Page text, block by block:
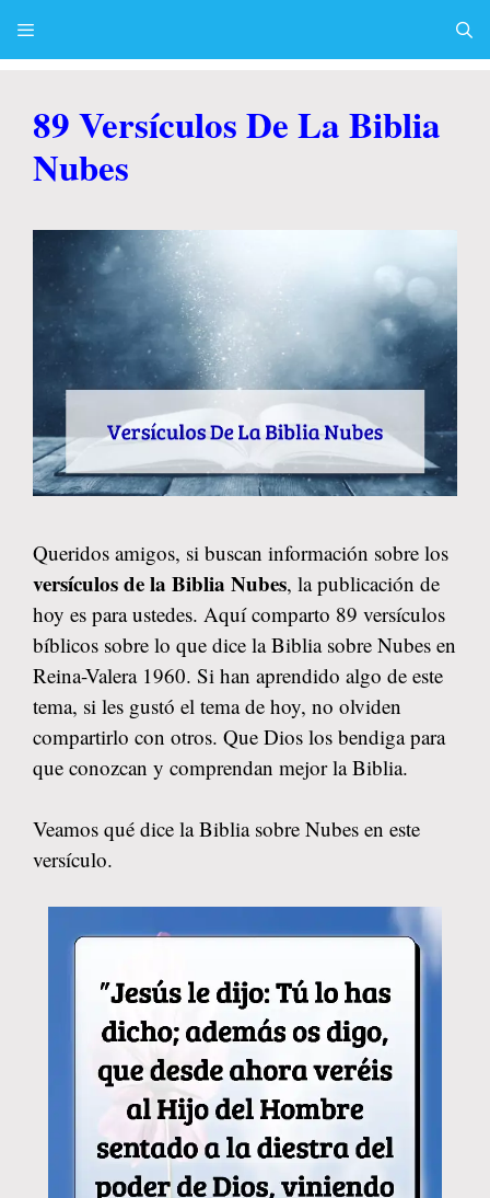
89 Versículos De La Biblia
Nubes
Queridos amigos, si buscan información sobre los
versículos de la Biblia Nubes, la publicación de
hoy es para ustedes. Aquí comparto 89 versículos
bíblicos sobre lo que dice la Biblia sobre Nubes en
Reina-Valera 1960. Si han aprendido algo de este
tema, si les gustó el tema de hoy, no olviden
compartirlo con otros. Que Dios los bendiga para
que conozcan y comprendan mejor la Biblia.
Veamos qué dice la Biblia sobre Nubes en este
versículo.